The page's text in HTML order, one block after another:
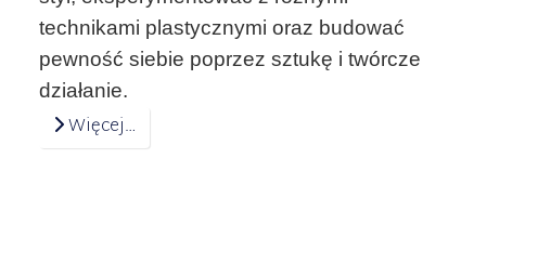
technikami plastycznymi oraz budować
pewność siebie poprzez sztukę i twórcze
działanie.
Więcej…